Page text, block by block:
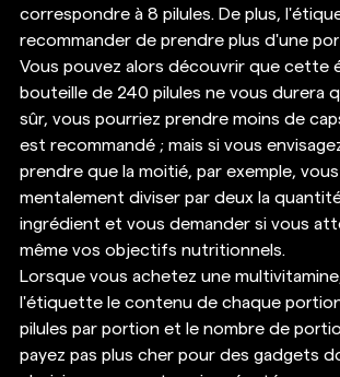
correspondre à 8 pilules. De plus,
recommander de prendre plus d'une
Vous pouvez alors découvrir que cette
bouteille de 240 pilules ne vous durera
sûr, vous pourriez prendre moins de
est recommandé ; mais si vous
prendre que la moitié, par exemple,
mentalement diviser par deux la
ingrédient et vous demander si vous
même vos objectifs nutritionnels.
Lorsque vous achetez une
l'étiquette le contenu de chaque
pilules par portion et le nombre de
payez pas plus cher pour des gadgets